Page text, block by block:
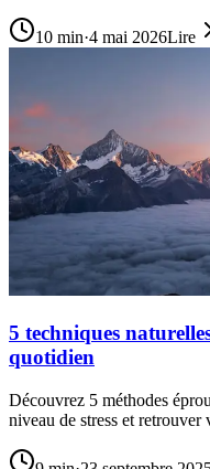
10 min·4 mai 2026Lire
5 techniques
quotidien
Découvrez 5 méthodes
niveau de stress et retrouver